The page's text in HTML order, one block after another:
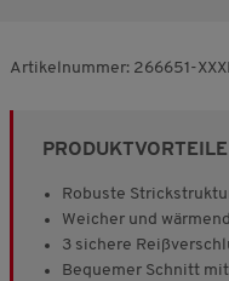
Artikelnummer: 266651-
PRODUKTVORTEILE
Robuste
Weicher und
3 sichere
Bequemer Schnitt